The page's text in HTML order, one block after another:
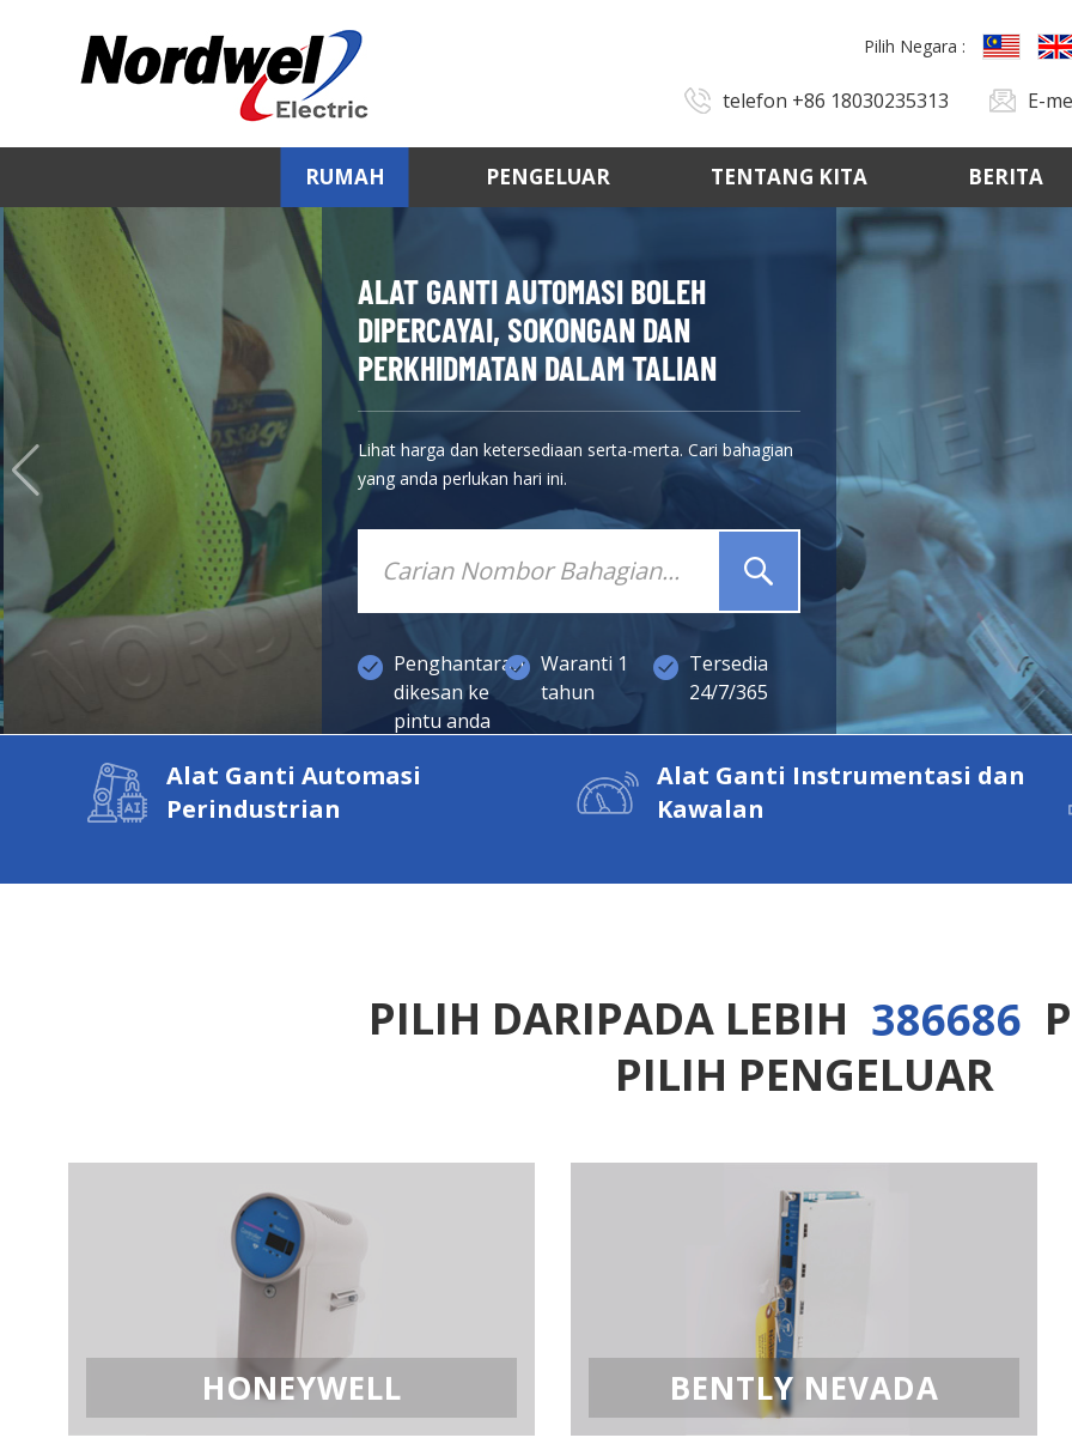
Pilih Negara :
telefon +86 18030235313 E-
RUMAH PENGELUAR TENTANG KITA BERITA
ALAT GANTI AUTOMASI BOLEH
DIPERCAYAI, SOKONGAN DAN
PERKHIDMATAN DALAM TALIAN
Lihat harga dan ketersediaan serta-merta. Cari bahagian
yang anda perlukan hari ini.
Penghantaran
dikesan ke
pintu anda
Waranti 1
tahun
Tersedia
24/7/365
Alat Ganti Automasi
Perindustrian
Alat Ganti Instrumentasi dan
Kawalan
PILIH DARIPADA LEBIH 386686
PILIH PENGELUAR
HONEYWELL BENTLY NEVADA